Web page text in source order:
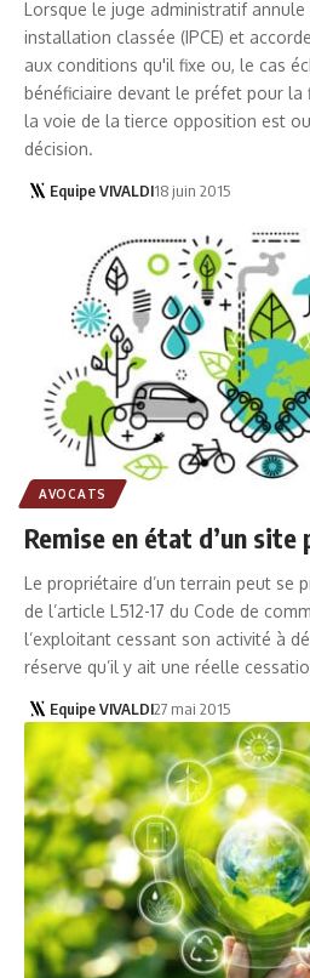
Lorsque le juge administratif
installation classée (IPCE) et
aux conditions qu'il fixe ou, le cas
bénéficiaire devant le préfet pour la
la voie de la tierce opposition est
décision.
Equipe VIVALDI18 juin 2015
AVOCATS
Remise en état d’un site
Le propriétaire d’un terrain peut se
de l’article L512-17 du Code de
l’exploitant cessant son activité à
réserve qu’il y ait une réelle
Equipe VIVALDI27 mai 2015